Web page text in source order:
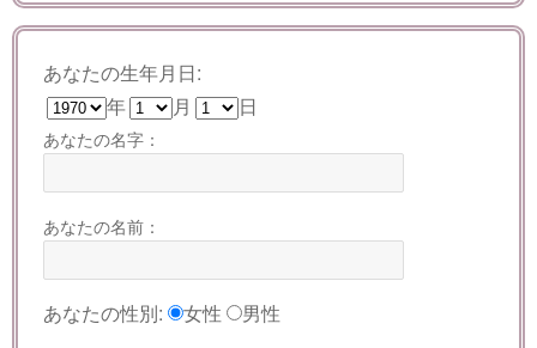
あなたの生年月日:
年
月 日
あなたの名字：
あなたの名前：
あなたの性別: 女性 男性